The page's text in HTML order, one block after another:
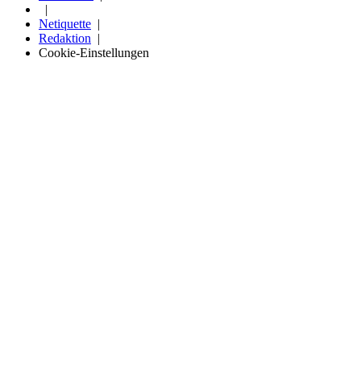
Netiquette
Redaktion
Cookie-Einstellungen